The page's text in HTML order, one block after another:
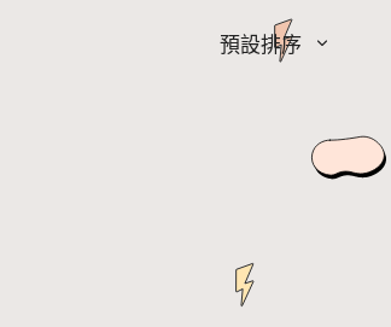
預設排序